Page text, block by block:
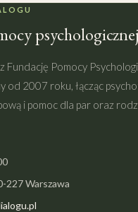
Fundację Pomocy
od 2007 roku, łącząc
i pomoc dla par oraz
227 Warszawa